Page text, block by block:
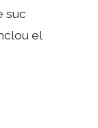
suc
el